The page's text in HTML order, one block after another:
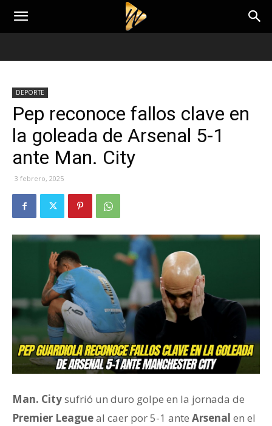
DEPORTE
Pep reconoce fallos clave en
la goleada de Arsenal 5-1
ante Man. City
3 febrero, 2025
Man. Citysufrió un duro golpe en la jornada de
Premier Leagueal caer por 5-1 ante Arsenal en el